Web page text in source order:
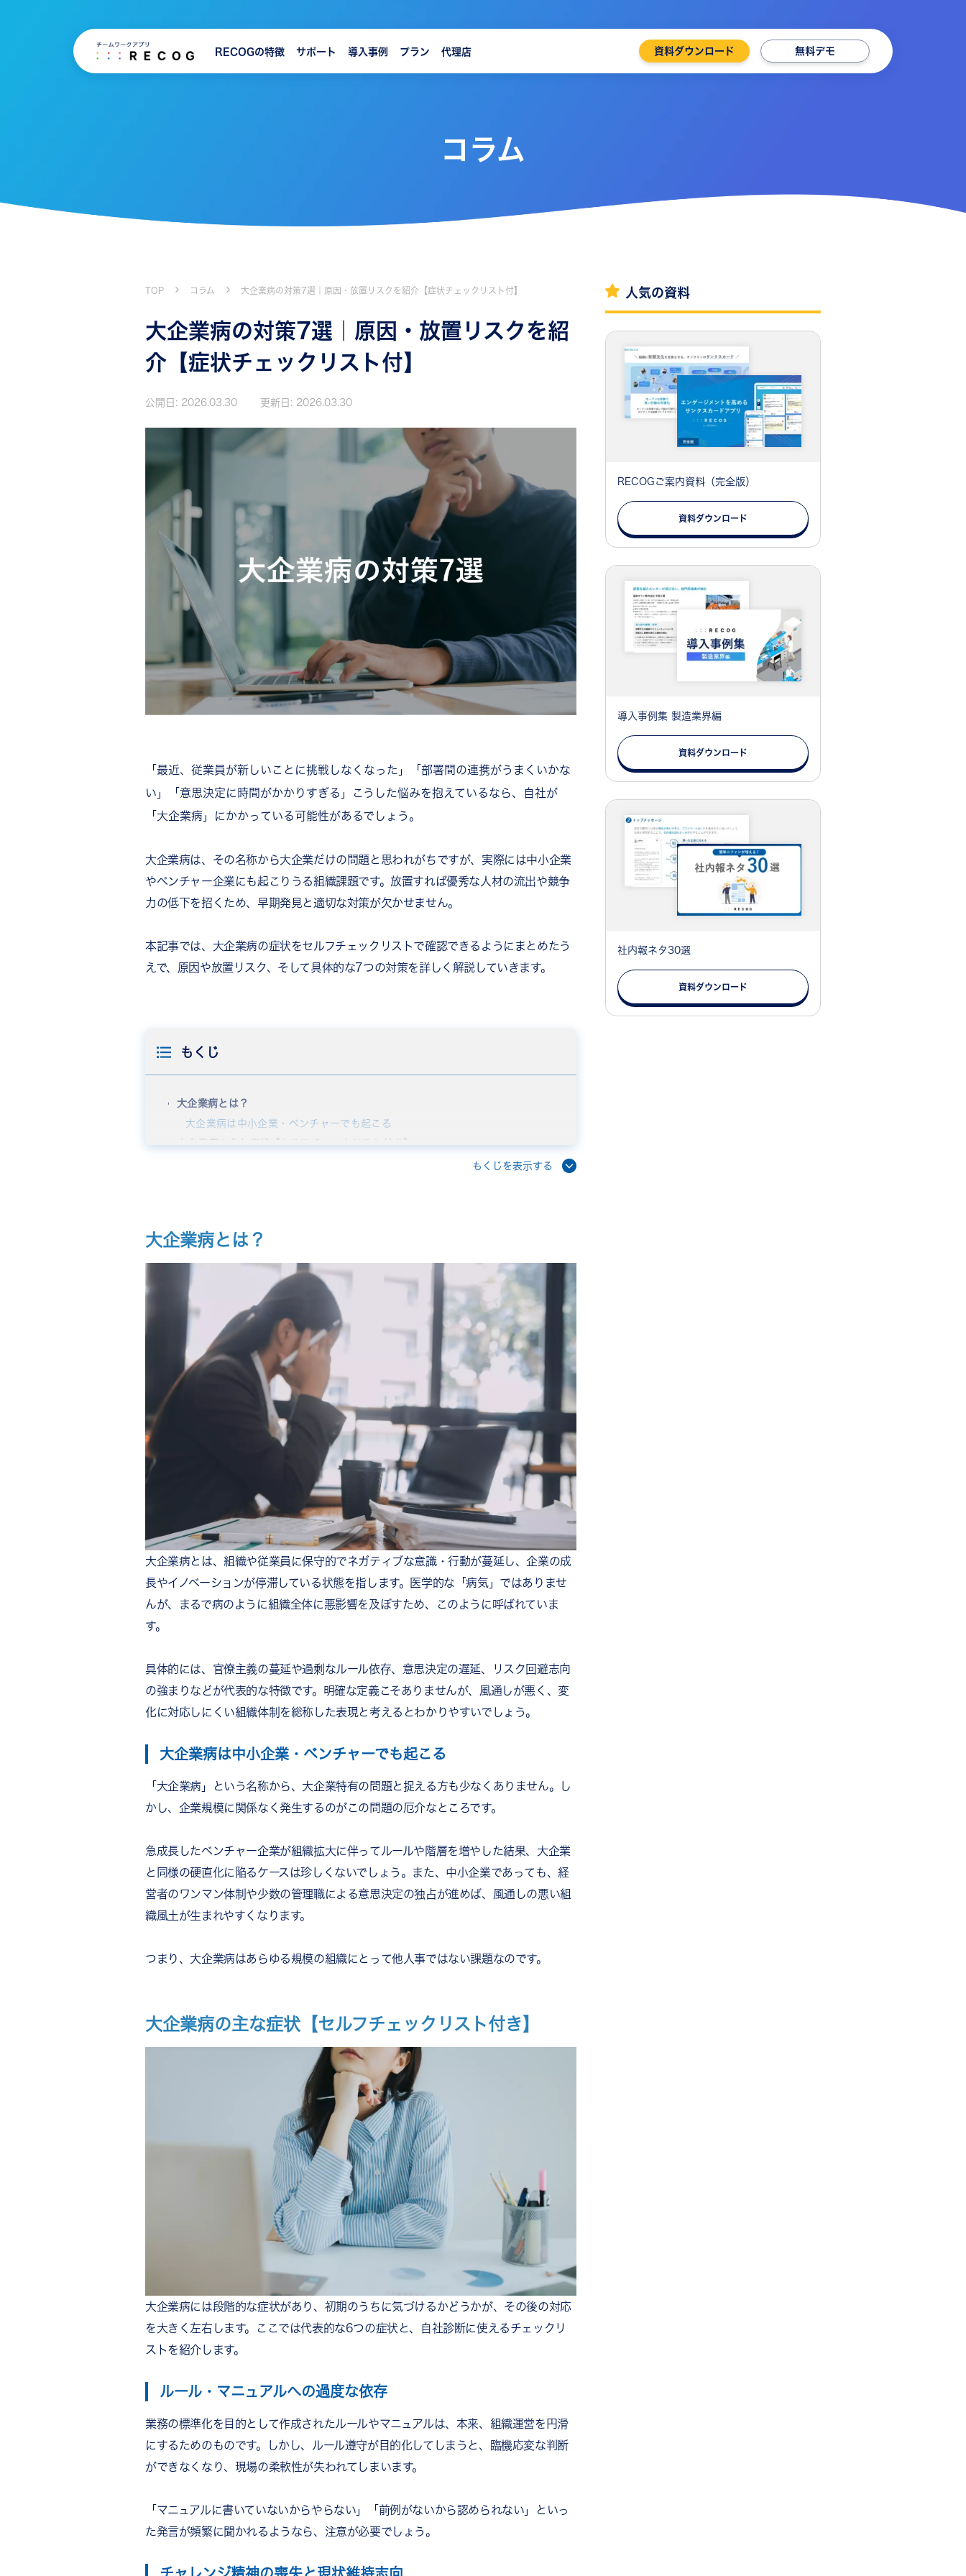
RECOGの特徴 サポート 導入事例 プラン 代理店 資料ダウンロード 無料デモ
コラム
TOP コラム 大企業病の対策7選｜原因・放置リスクを紹介【症状チェックリスト付】
大企業病の対策7選｜原因・放置リスクを紹
介【症状チェックリスト付】
公開日: 2026.03.30 更新日: 2026.03.30
「最近、従業員が新しいことに挑戦しなくなった」「部署間の連携がうまくいかな
い」「意思決定に時間がかかりすぎる」こうした悩みを抱えているなら、自社が
「大企業病」にかかっている可能性があるでしょう。
大企業病は、その名称から大企業だけの問題と思われがちですが、実際には中小企業
やベンチャー企業にも起こりうる組織課題です。放置すれば優秀な人材の流出や競争
力の低下を招くため、早期発見と適切な対策が欠かせません。
本記事では、大企業病の症状をセルフチェックリストで確認できるようにまとめたう
えで、原因や放置リスク、そして具体的な7つの対策を詳しく解説していきます。
もくじ
大企業病とは？
大企業病は中小企業・ベンチャーでも起こる
大企業病の主な症状【セルフチェックリスト付き】
顧客よりも社内ニーズを優先
従業員のモチベーション低下
【チェックリスト】自社は大企業病？10の診断項目
大企業病が発生する原因
業績安定による危機感の欠如
組織の大規模化と縦割り構造
評価制度の問題（減点主義・成果偏重）
経営層と現場の距離
大企業病を放置するリスク
イノベーションの停滞と競争力低下
大企業病を克服する7つの対策
1．企業理念・ビジョンの再浸透
2．人事評価制度の見直し
3．社内コミュニケーションの活性化
4．組織構造のフラット化・権限委譲
5．称賛文化の醸成で心理的安全性を高める
6．挑戦を後押しする制度設計
まとめ
もくじを表示する
大企業病とは？
大企業病とは、組織や従業員に保守的でネガティブな意識・行動が蔓延し、企業の成
長やイノベーションが停滞している状態を指します。医学的な「病気」ではありませ
んが、まるで病のように組織全体に悪影響を及ぼすため、このように呼ばれていま
す。
具体的には、官僚主義の蔓延や過剰なルール依存、意思決定の遅延、リスク回避志向
の強まりなどが代表的な特徴です。明確な定義こそありませんが、風通しが悪く、変
化に対応しにくい組織体制を総称した表現と考えるとわかりやすいでしょう。
大企業病は中小企業・ベンチャーでも起こる
「大企業病」という名称から、大企業特有の問題と捉える方も少なくありません。し
かし、企業規模に関係なく発生するのがこの問題の厄介なところです。
急成長したベンチャー企業が組織拡大に伴ってルールや階層を増やした結果、大企業
と同様の硬直化に陥るケースは珍しくないでしょう。また、中小企業であっても、経
営者のワンマン体制や少数の管理職による意思決定の独占が進めば、風通しの悪い組
織風土が生まれやすくなります。
つまり、大企業病はあらゆる規模の組織にとって他人事ではない課題なのです。
大企業病の主な症状【セルフチェックリスト付き】
大企業病には段階的な症状があり、初期のうちに気づけるかどうかが、その後の対応
を大きく左右します。ここでは代表的な6つの症状と、自社診断に使えるチェックリ
ストを紹介します。
ルール・マニュアルへの過度な依存
業務の標準化を目的として作成されたルールやマニュアルは、本来、組織運営を円滑
にするためのものです。しかし、ルール遵守が目的化してしまうと、臨機応変な判断
ができなくなり、現場の柔軟性が失われてしまいます。
「マニュアルに書いていないからやらない」「前例がないから認められない」といっ
た発言が頻繁に聞かれるようなら、注意が必要でしょう。
人気の資料
RECOGご案内資料（完全版）
資料ダウンロード
導入事例集 製造業界編
資料ダウンロード
社内報ネタ30選
資料ダウンロード